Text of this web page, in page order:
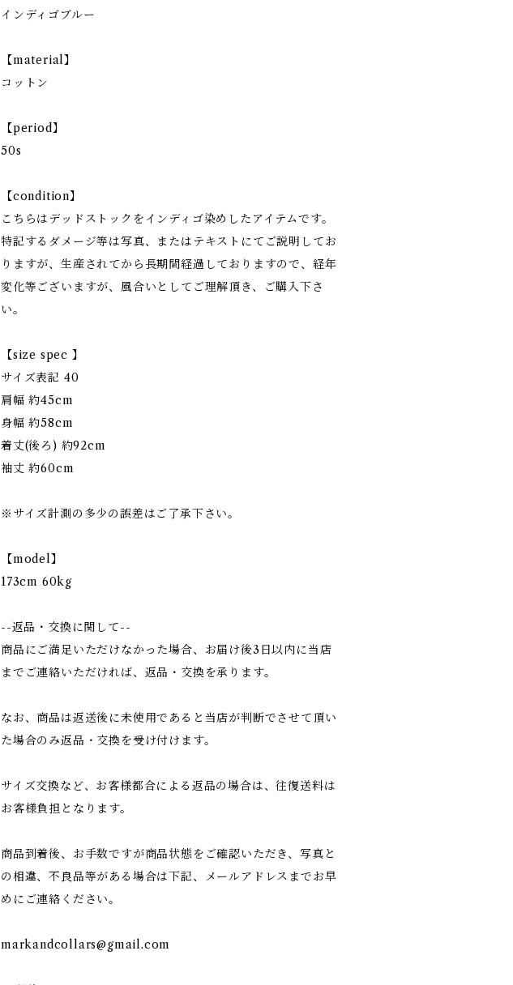
インディゴブルー
【material】
コットン
【period】
50s
【condition】
こちらはデッドストックをインディゴ染めしたアイテムです。
特記するダメージ等は写真、またはテキストにてご説明してお
りますが、生産されてから長期間経過しておりますので、経年
変化等ございますが、風合いとしてご理解頂き、ご購入下さ
い。
【size spec 】
サイズ表記 40
肩幅 約45cm
身幅 約58cm
着丈(後ろ) 約92cm
袖丈 約60cm
※サイズ計測の多少の誤差はご了承下さい。
【model】
173cm 60kg
--返品・交換に関して--
商品にご満足いただけなかった場合、お届け後3日以内に当店
までご連絡いただければ、返品・交換を承ります。
なお、商品は返送後に未使用であると当店が判断でさせて頂い
た場合のみ返品・交換を受け付けます。
サイズ交換など、お客様都合による返品の場合は、往復送料は
お客様負担となります。
商品到着後、お手数ですが商品状態をご確認いただき、写真と
の相違、不良品等がある場合は下記、メールアドレスまでお早
めにご連絡ください。
markandcollars@gmail.com